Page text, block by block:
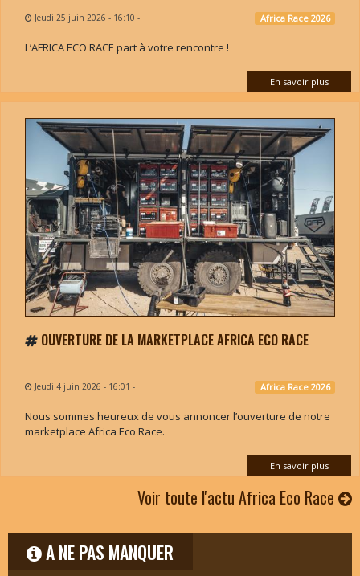
Jeudi 25 juin 2026 - 16:10 - Africa Race 2026
L’AFRICA ECO RACE part à votre rencontre !
En savoir plus
OUVERTURE DE LA MARKETPLACE AFRICA ECO RACE
Jeudi 4 juin 2026 - 16:01 - Africa Race 2026
Nous sommes heureux de vous annoncer l’ouverture de notre
marketplace Africa Eco Race.
En savoir plus
Voir toute l'actu Africa Eco Race
A NE PAS MANQUER